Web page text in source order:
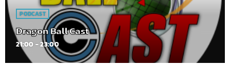
PODCAST
Dragon Ball Cast
21:00 - 23:00